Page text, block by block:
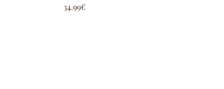
5.00
sur 5
34.99€